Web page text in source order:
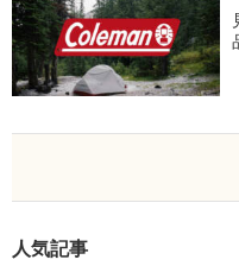
人気記事